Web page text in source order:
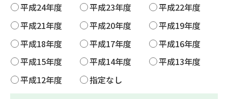
平成24年度
平成23年度
平成22年度
平成21年度
平成20年度
平成19年度
平成18年度
平成17年度
平成16年度
平成15年度
平成14年度
平成13年度
平成12年度
指定なし